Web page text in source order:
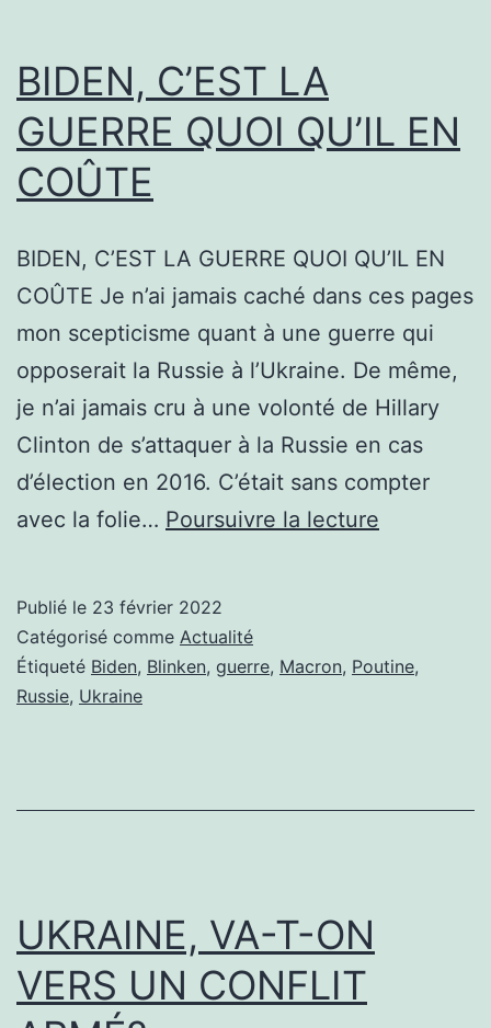
LA
FOIRE
QU’ON
BOUSES
BIDEN, C’EST LA
GUERRE QUOI QU’IL EN
COÛTE
BIDEN, C’EST LA GUERRE QUOI QU’IL EN
COÛTE Je n’ai jamais caché dans ces pages
mon scepticisme quant à une guerre qui
opposerait la Russie à l’Ukraine. De même,
je n’ai jamais cru à une volonté de Hillary
Clinton de s’attaquer à la Russie en cas
d’élection en 2016. C’était sans compter
avec la folie… Poursuivre la lecture
QUOI
Publié le 23 février 2022
Catégorisé comme Actualité
Étiqueté Biden, Blinken, guerre, Macron, Poutine,
Russie, Ukraine
UKRAINE, VA-T-ON
VERS UN CONFLIT